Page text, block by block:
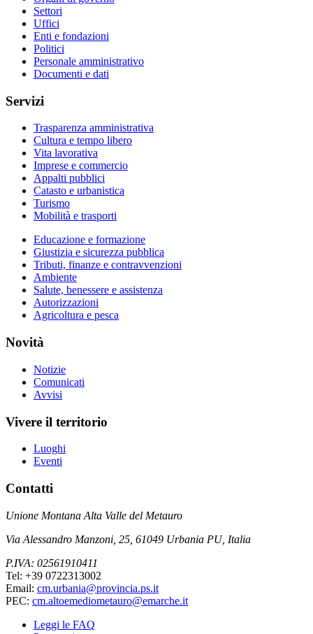
Settori
Uffici
Enti e fondazioni
Politici
Personale amministrativo
Documenti e dati
Servizi
Trasparenza amministrativa
Cultura e tempo libero
Vita lavorativa
Imprese e commercio
Appalti pubblici
Catasto e urbanistica
Turismo
Mobilità e trasporti
Educazione e formazione
Giustizia e sicurezza pubblica
Tributi, finanze e contravvenzioni
Ambiente
Salute, benessere e assistenza
Autorizzazioni
Agricoltura e pesca
Novità
Notizie
Comunicati
Avvisi
Vivere il territorio
Luoghi
Eventi
Contatti
Unione Montana Alta Valle del Metauro
Via Alessandro Manzoni, 25, 61049 Urbania PU, Italia
P.IVA: 02561910411
Tel: +39 0722313002
Email: cm.urbania@provincia.ps.it
PEC: cm.altoemediometauro@emarche.it
Leggi le FAQ